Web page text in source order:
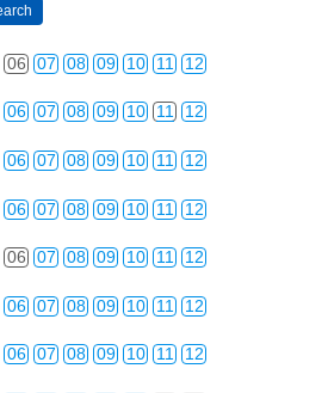
06 07 08 09 10 11 12
06 07 08 09 10 11 12
06 07 08 09 10 11 12
06 07 08 09 10 11 12
06 07 08 09 10 11 12
06 07 08 09 10 11 12
06 07 08 09 10 11 12